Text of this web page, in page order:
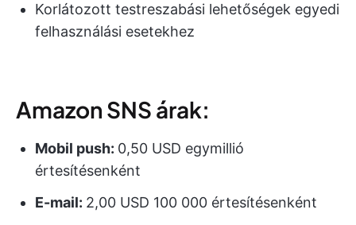
Korlátozott testreszabási lehetőségek egyedi
felhasználási esetekhez
Amazon SNS árak:
Mobil push: 0,50 USD egymillió
értesítésenként
E-mail: 2,00 USD 100 000 értesítésenként